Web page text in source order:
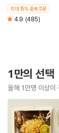
최대 15% 중복쿠폰
4.9 (485)
1만의 선택
올해 1만명 이상이